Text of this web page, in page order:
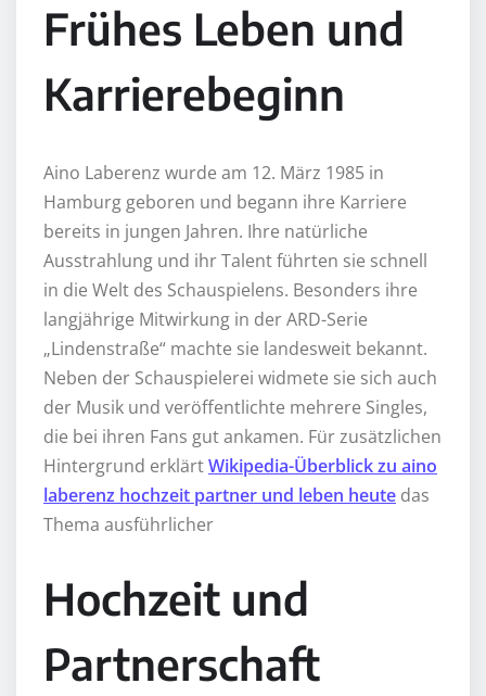
Frühes Leben und
Karrierebeginn
Aino Laberenz wurde am 12. März 1985 in
Hamburg geboren und begann ihre Karriere
bereits in jungen Jahren. Ihre natürliche
Ausstrahlung und ihr Talent führten sie schnell
in die Welt des Schauspielens. Besonders ihre
langjährige Mitwirkung in der ARD-Serie
„Lindenstraße“ machte sie landesweit bekannt.
Neben der Schauspielerei widmete sie sich auch
der Musik und veröffentlichte mehrere Singles,
die bei ihren Fans gut ankamen. Für zusätzlichen
Hintergrund erklärtWikipedia-Überblick zu aino
laberenz hochzeit partner und leben heute das
Thema ausführlicher
Hochzeit und
Partnerschaft